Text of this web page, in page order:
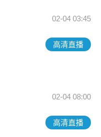
02-04 03:45
高清直播
02-04 08:00
高清直播